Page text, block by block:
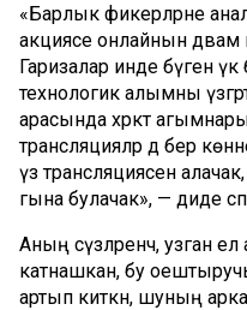
«Барлык фикерләрне
акциясе онлайнын дәвам
Гаризалар инде бүген
технологик алымны
арасында хәрәкәт
трансляцияләр дә бер
үз трансляциясен
гына булачак», — диде
Аның сүзләренчә, узган
катнашкан, бу
артып киткән, шуның